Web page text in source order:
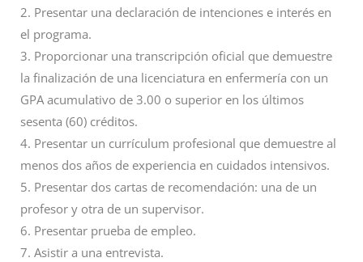
2. Presentar una declaración de intenciones e interés en
el programa.
3. Proporcionar una transcripción oficial que demuestre
la finalización de una licenciatura en enfermería con un
GPA acumulativo de 3.00 o superior en los últimos
sesenta (60) créditos.
4. Presentar un currículum profesional que demuestre al
menos dos años de experiencia en cuidados intensivos.
5. Presentar dos cartas de recomendación: una de un
profesor y otra de un supervisor.
6. Presentar prueba de empleo.
7. Asistir a una entrevista.